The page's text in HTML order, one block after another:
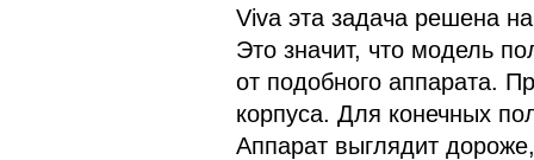
Viva эта задача решена
Это значит, что модель
от подобного аппарата.
корпуса. Для конечных
Аппарат выглядит